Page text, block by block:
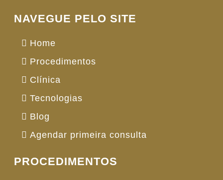
NAVEGUE PELO SITE
Home
Procedimentos
Clínica
Tecnologias
Blog
Agendar primeira consulta
PROCEDIMENTOS